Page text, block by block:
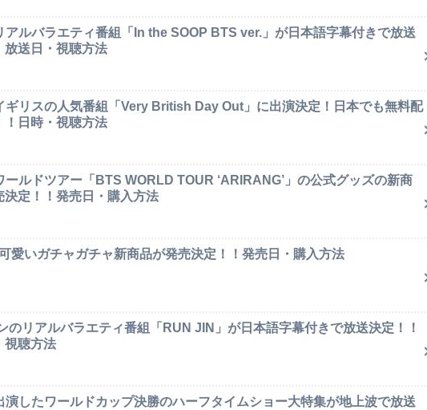
アルバラエティ番組「In the SOOP BTS ver.」が日本語字幕付きで放送
放送日・視聴方法
ギリスの人気番組「Very British Day Out」に出演決定！日本でも無料配
！日時・視聴方法
ールドツアー「BTS WORLD TOUR ‘ARIRANG’」の公式グッズの新商
決定！！発売日・購入方法
愛いガチャガチャ新商品が発売決定！！発売日・購入方法
のリアルバラエティ番組「RUN JIN」が日本語字幕付きで放送決定！！
視聴方法
演したワールドカップ決勝のハーフタイムショー大特集が地上波で放送